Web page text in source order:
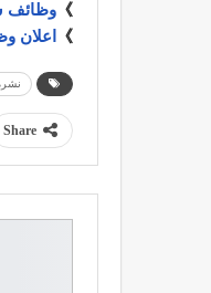
》 وظائف
》
اعلان
Share